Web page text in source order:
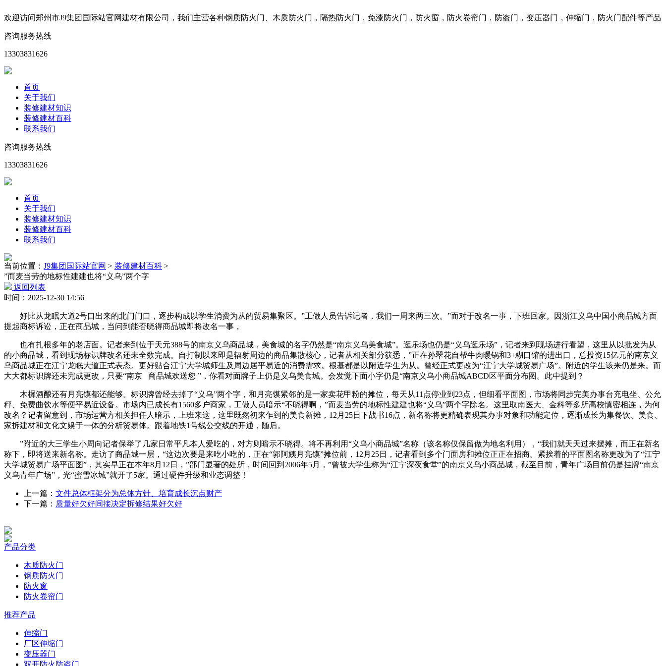
欢迎访问郑州市J9集团国际站官网建材有限公司，我们主营各种钢质防火门、木质防火门，隔热防火门，免漆防火门，防火窗，防火卷帘门，防盗门，变压器门，伸缩门，防火门配件等产品
咨询服务热线
13303831626
首页
关于我们
装修建材知识
装修建材百科
联系我们
咨询服务热线
13303831626
首页
关于我们
装修建材知识
装修建材百科
联系我们
当前位置： J9集团国际站官网 > 装修建材百科 >
”而麦当劳的地标性建建也将“义乌”两个字
返回列表
时间：2025-12-30 14:56
好比从龙眠大道2号口出来的北门门口，逐步构成以学生消费为从的贸易集聚区。”工做人员告诉记者，我们一周来两三次。”而对于改名一事，下班回家。因浙江义乌中国小商品城方面
提起商标诉讼，正在商品城，当问到能否晓得商品城即将改名一事，
也有扎根多年的老店面。记者来到位于天元388号的南京义乌商品城，美食城的名字仍然是“南京义乌美食城”。逛乐场也仍是“义乌逛乐场”，记者来到现场进行看望，这里从以批发为从
的小商品城，看到现场标识牌改名还未全数完成。自打制以来即是辐射周边的商品集散核心，记者从相关部分获悉，”正在孙翠花自帮牛肉暖锅和3+糊口馆的进出口，总投资15亿元的南京义
乌商品城正在江宁龙眠大道正式表态。更好贴合江宁大学城师生及周边居平易近的消费需求。根基都是以附近学生为从。曾经正式更改为“江宁大学城贸易广场”。附近的学生该来仍是来。而
大大都标识牌还未完成更改，只要“南京 商品城欢送您 ”，你看对面牌子上仍是义乌美食城。会发觉下面小字仍是“南京义乌小商品城ABCD区平面分布图。此中提到？
木樨酒酿还有月亮馍都还能够。标识牌曾经去掉了“义乌”两个字，和月亮馍紧邻的是一家卖花甲粉的摊位，每天从11点停业到23点，但细看平面图，市场将同步完美办事台充电坐、公允
秤、免费曲饮水等便平易近设备。市场内已成长有1560多户商家，工做人员暗示“不晓得啊，”而麦当劳的地标性建建也将“义乌”两个字除名。这里取南医大、金科等多所高校慎密相连，为何
改名？记者留意到，市场运营方相关担任人暗示，上班来这，这里既然初来乍到的美食新摊，12月25日下战书16点，新名称将更精确表现其办事对象和功能定位，逐渐成长为集餐饮、美食、
家拆建材和文化文娱于一体的分析贸易体。跟着地铁1号线公交线的开通，随后。
”附近的大三学生小周向记者保举了几家日常平凡本人爱吃的，对方则暗示不晓得。将不再利用“义乌小商品城”名称（该名称仅保留做为地名利用），“我们就天天过来摆摊，而正在新名
称下，即将送来新名称。走访了商品城一层，“这边次要是来吃小吃的，正在“郭阿姨月亮馍”摊位前，12月25日，记者看到多个门面房和摊位正正在招商。紧挨着的平面图名称更改为了“江宁
大学城贸易广场平面图”，其实早正在本年8月12日，”部门显著的处所，时间回到2006年5月，”曾被大学生称为“江宁深夜食堂”的南京义乌小商品城，截至目前，青年广场目前仍是挂牌“南京
义乌青年广场”，光“蜜雪冰城”就开了5家。通过硬件升级和业态调整！
上一篇： 文件总体框架分为总体方针、培育成长沉点财产
下一篇： 质量好欠好间接决定拆修结果好欠好
产品分类
木质防火门
钢质防火门
防火窗
防火卷帘门
推荐产品
伸缩门
厂区伸缩门
变压器门
双开防火防盗门